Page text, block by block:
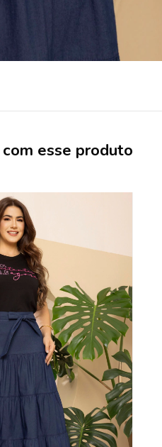
esse produto